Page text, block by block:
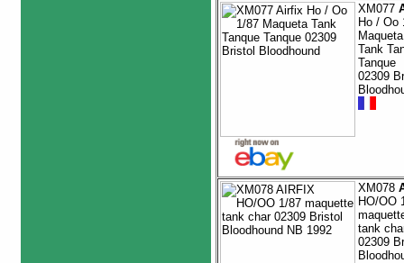
XM077
Ho / Oo
Maqueta
Tank
Tanque
02309
XM078
HO/OO
tank
02309